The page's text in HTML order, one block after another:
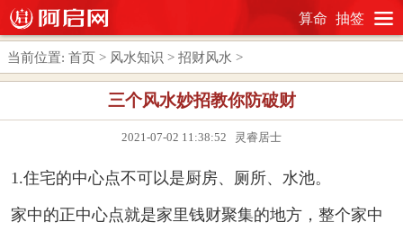
算命 抽签
当前位置: 首页 > 风水知识 > 招财风水 >
三个风水妙招教你防破财
2021-07-02 11:38:52 灵睿居士
1.住宅的中心点不可以是厨房、厕所、水池。
家中的正中心点就是家里钱财聚集的地方，整个家中